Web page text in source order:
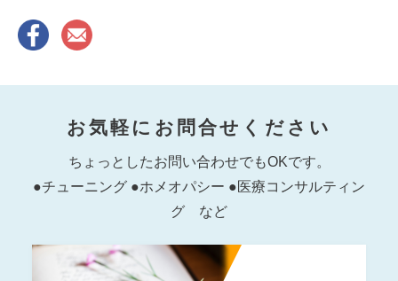
お気軽にお問合せください
ちょっとしたお問い合わせでもOKです。
●チューニング ●ホメオパシー ●医療コンサルティン
グ など